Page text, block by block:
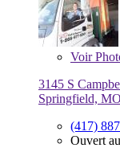
Voir
3145 S
Springfield,
(417)
Ouvert